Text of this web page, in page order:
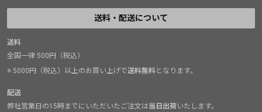
送料・配送について
送料
全国一律 500円（税込）
※ 5000円（税込）以上のお買い上げで送料無料となります。
配送
弊社営業日の15時までにいただいたご注文は当日出荷いたします。